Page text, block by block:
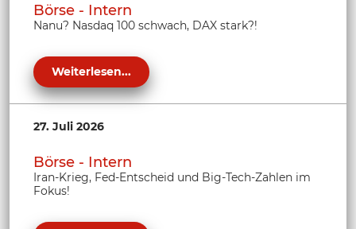
Börse - Intern
Nanu? Nasdaq 100 schwach, DAX stark?!
Weiterlesen...
27. Juli 2026
Börse - Intern
Iran-Krieg, Fed-Entscheid und Big-Tech-Zahlen im
Fokus!